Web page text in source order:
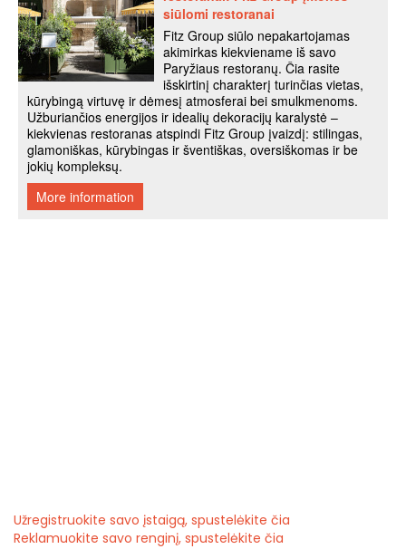
Užregistruokite savo įstaigą, spustelėkite čia
Reklamuokite savo renginį, spustelėkite čia